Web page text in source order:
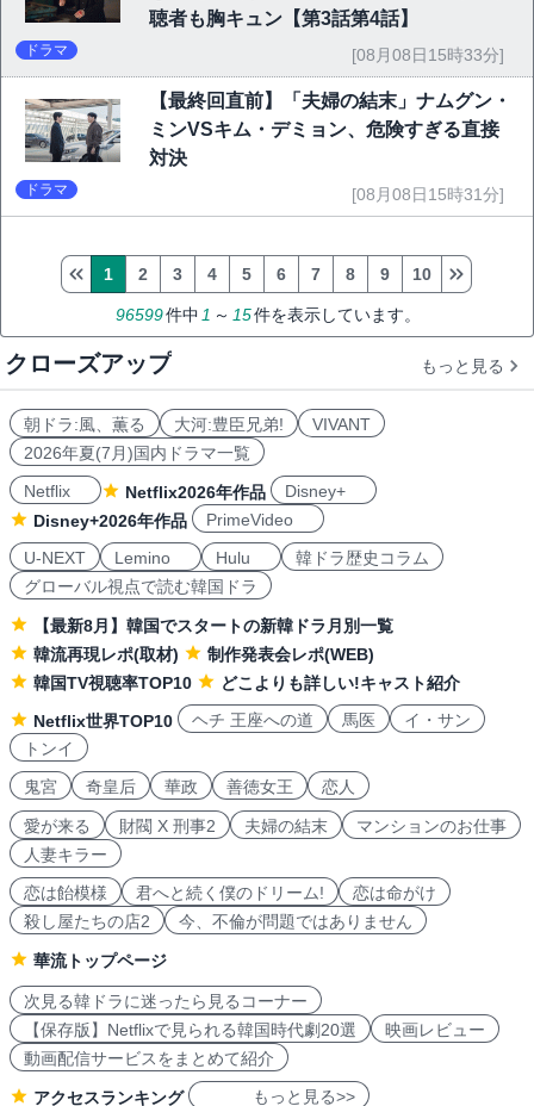
聴者も胸キュン【第3話第4話】
ドラマ [08月08日15時33分]
【最終回直前】「夫婦の結末」ナムグン・
ミンVSキム・デミョン、危険すぎる直接
対決
ドラマ [08月08日15時31分]
96599件中 1 ～ 15件を表示しています。
1 2 3 4 5 6 7 8 9 10
クローズアップ もっと見る
朝ドラ:風、薫る 大河:豊臣兄弟!
VIVANT
2026年夏(7月)国内ドラマ一覧
Netflix
Netflix2026年作品
Disney+
Disney+2026年作品
PrimeVideo
U-NEXT
Lemino Hulu
韓ドラ歴史コラム
グローバル視点で読む韓国ドラ
【最新8月】韓国でスタートの新韓ドラ月別一覧
韓流再現レポ(取材)
制作発表会レポ(WEB)
韓国TV視聴率TOP10
どこよりも詳しい!キャスト紹介
Netflix世界TOP10
ヘチ 王座への道 馬医
イ・サン
トンイ
鬼宮
奇皇后 華政 善徳女王 恋人
愛が来る 財閥 X 刑事2 夫婦の結末
マンションのお仕事
人妻キラー
恋は飴模様
君へと続く僕のドリーム!
恋は命がけ
殺し屋たちの店2
今、不倫が問題ではありません
華流トップページ
次見る韓ドラに迷ったら見るコーナー
【保存版】Netflixで見られる韓国時代劇20選
映画レビュー
動画配信サービスをまとめて紹介
アクセスランキング もっと見る>>